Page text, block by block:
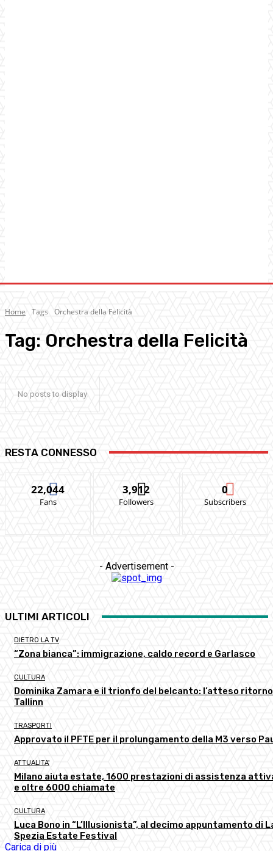
Home Tags Orchestra della Felicità
Tag: Orchestra della Felicità
No posts to display
RESTA CONNESSO
22,044
Fans
3,912
Followers
0
Subscribers
- Advertisement -
ULTIMI ARTICOLI
DIETRO LA TV
“Zona bianca”: immigrazione, caldo record e Garlasco
CULTURA
Dominika Zamara e il trionfo del belcanto: l’atteso
Tallinn
TRASPORTI
Approvato il PFTE per il prolungamento della M3 verso
ATTUALITA'
Milano aiuta estate, 1600 prestazioni di assistenza
e oltre 6000 chiamate
CULTURA
Luca Bono in “L’Illusionista”, al decimo appuntamento di
Spezia Estate Festival
Carica di più